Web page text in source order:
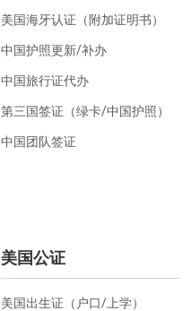
美国海牙认证（附加证明书）
中国护照更新/补办
中国旅行证代办
第三国签证（绿卡/中国护照）
中国团队签证
美国公证
美国出生证（户口/上学）